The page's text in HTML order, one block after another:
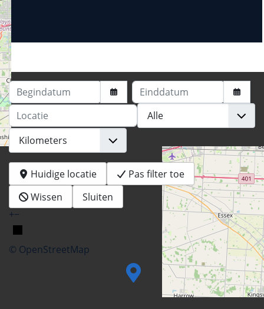
+−
© OpenStreetMap
Begindatum
Einddatum
Locatie
Huidige locatie
Pas filter toe
Wissen
Sluiten